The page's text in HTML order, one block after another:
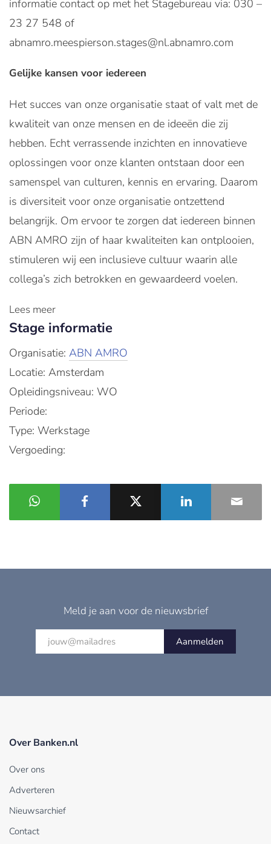
informatie contact op met het Stagebureau via: 030 –
23 27 548 of
abnamro.meespierson.stages@nl.abnamro.com
Gelijke kansen voor iedereen
Het succes van onze organisatie staat of valt met de
kwaliteit van onze mensen en de ideeën die zij
hebben. Echt verrassende inzichten en innovatieve
oplossingen voor onze klanten ontstaan door een
samenspel van culturen, kennis en ervaring. Daarom
is diversiteit voor onze organisatie ontzettend
belangrijk. Om ervoor te zorgen dat iedereen binnen
ABN AMRO zijn of haar kwaliteiten kan ontplooien,
stimuleren wij een inclusieve cultuur waarin alle
collega’s zich betrokken en gewaardeerd voelen.
Lees meer
Stage informatie
Organisatie: ABN AMRO
Locatie: Amsterdam
Opleidingsniveau: WO
Periode:
Type: Werkstage
Vergoeding:
Meld je aan voor de nieuwsbrief
Aanmelden
Over Banken.nl
Over ons
Adverteren
Nieuwsarchief
Contact